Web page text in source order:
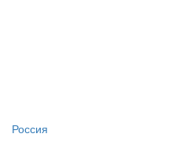
Россия